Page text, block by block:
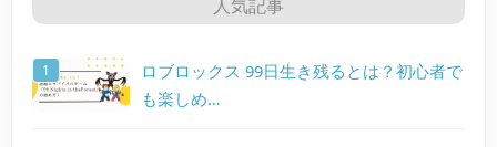
人気記事
ロブロックス 99日生き残るとは？初心者で
も楽しめ…